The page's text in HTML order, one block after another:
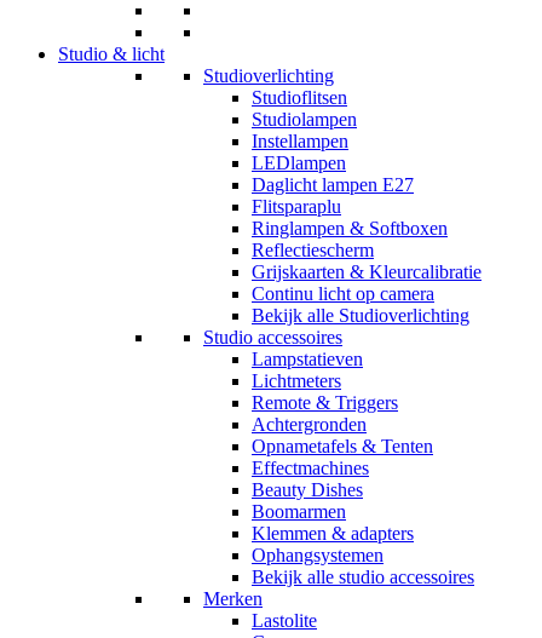
Studio & licht
Studioverlichting
Studioflitsen
Studiolampen
Instellampen
LEDlampen
Daglicht lampen E27
Flitsparaplu
Ringlampen & Softboxen
Reflectiescherm
Grijskaarten & Kleurcalibratie
Continu licht op camera
Bekijk alle Studioverlichting
Studio accessoires
Lampstatieven
Lichtmeters
Remote & Triggers
Achtergronden
Opnametafels & Tenten
Effectmachines
Beauty Dishes
Boomarmen
Klemmen & adapters
Ophangsystemen
Bekijk alle studio accessoires
Merken
Lastolite